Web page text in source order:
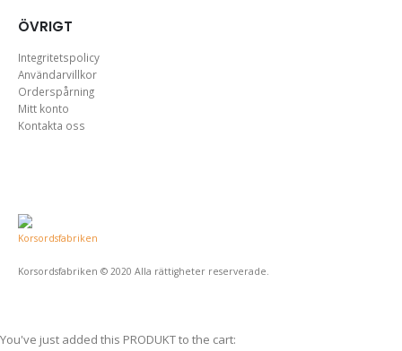
ÖVRIGT
Integritetspolicy
Användarvillkor
Orderspårning
Mitt konto
Kontakta oss
Korsordsfabriken © 2020 Alla rättigheter reserverade.
You've just added this PRODUKT to the cart: